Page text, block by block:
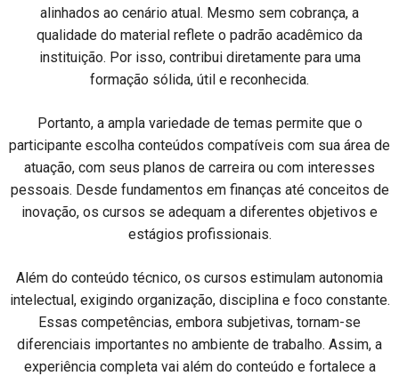
alinhados ao cenário atual. Mesmo sem cobrança, a
qualidade do material reflete o padrão acadêmico da
instituição. Por isso, contribui diretamente para uma
formação sólida, útil e reconhecida.
Portanto, a ampla variedade de temas permite que o
participante escolha conteúdos compatíveis com sua área de
atuação, com seus planos de carreira ou com interesses
pessoais. Desde fundamentos em finanças até conceitos de
inovação, os cursos se adequam a diferentes objetivos e
estágios profissionais.
Além do conteúdo técnico, os cursos estimulam autonomia
intelectual, exigindo organização, disciplina e foco constante.
Essas competências, embora subjetivas, tornam-se
diferenciais importantes no ambiente de trabalho. Assim, a
experiência completa vai além do conteúdo e fortalece a